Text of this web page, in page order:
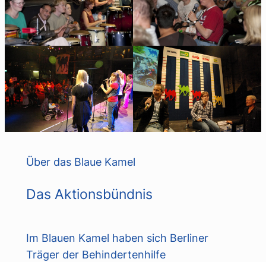
Über das Blaue Kamel
Das Aktionsbündnis
Im Blauen Kamel haben sich Berliner
Träger der Behindertenhilfe